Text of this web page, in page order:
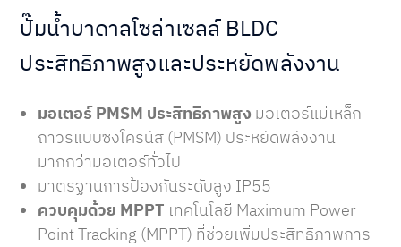
ปั๊มน้ำบาดาลโซล่าเซลล์ BLDC
ประสิทธิภาพสูงและประหยัดพลังงาน
มอเตอร์ PMSM ประสิทธิภาพสูง มอเตอร์แม่เหล็ก
ถาวรแบบซิงโครนัส (PMSM) ประหยัดพลังงาน
มากกว่ามอเตอร์ทั่วไป
มาตรฐานการป้องกันระดับสูง IP55
ควบคุมด้วย MPPT เทคโนโลยี Maximum Power
Point Tracking (MPPT) ที่ช่วยเพิ่มประสิทธิภาพการ